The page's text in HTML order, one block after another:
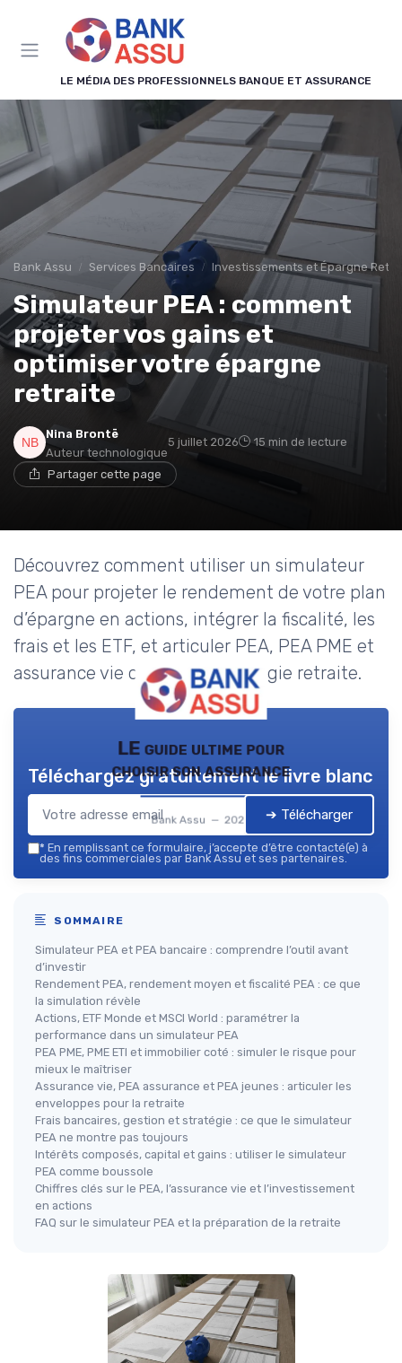
LE MÉDIA DES PROFESSIONNELS BANQUE ET ASSURANCE
Bank Assu Services Bancaires Investissements et Épargne
Simulateur PEA : comment
projeter vos gains et
optimiser votre épargne
retraite
Nina Brontë
Auteur technologique
5 juillet 2026 15 min de lecture
Partager cette page
Découvrez comment utiliser un simulateur
PEA pour projeter le rendement de votre plan
d’épargne en actions, intégrer la fiscalité, les
frais et les ETF, et articuler PEA, PEA PME et
assurance vie dans votre stratégie retraite.
LE guide ultime pour
choisir son assurance
Bank Assu — 2026
Téléchargez gratuitement le livre blanc
➔ Télécharger
* En remplissant ce formulaire, j’accepte d’être contacté(e) à
des fins commerciales par Bank Assu et ses partenaires.
SOMMAIRE
Simulateur PEA et PEA bancaire : comprendre l’outil avant
d’investir
Rendement PEA, rendement moyen et fiscalité PEA : ce que
la simulation révèle
Actions, ETF Monde et MSCI World : paramétrer la
performance dans un simulateur PEA
PEA PME, PME ETI et immobilier coté : simuler le risque pour
mieux le maîtriser
Assurance vie, PEA assurance et PEA jeunes : articuler les
enveloppes pour la retraite
Frais bancaires, gestion et stratégie : ce que le simulateur
PEA ne montre pas toujours
Intérêts composés, capital et gains : utiliser le simulateur
PEA comme boussole
Chiffres clés sur le PEA, l’assurance vie et l’investissement
en actions
FAQ sur le simulateur PEA et la préparation de la retraite